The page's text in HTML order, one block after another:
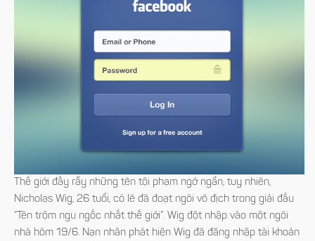
Thế giới đầy rẫy những tên tội phạm ngớ ngẩn, tuy nhiên,
Nicholas Wig, 26 tuổi, có lẽ đã đoạt ngôi vô địch trong giải đấu
“Tên trộm ngu ngốc nhất thế giới”. Wig đột nhập vào một ngôi
nhà hôm 19/6. Nạn nhân phát hiện Wig đã đăng nhập tài khoản